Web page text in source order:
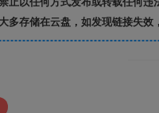
多存储在云盘，如发现链接失效